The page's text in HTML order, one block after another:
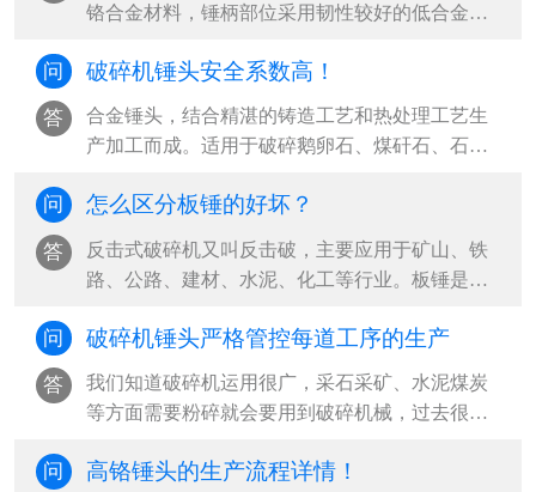
铬合金材料，锤柄部位采用韧性较好的低合金钢
问 破碎机锤头安全系数高！
答
合金锤头，结合精湛的铸造工艺和热处理工艺生
产加工而成。适用于破碎鹅卵石、煤矸石、石灰
问 怎么区分板锤的好坏？
答
反击式破碎机又叫反击破，主要应用于矿山、铁
路、公路、建材、水泥、化工等行业。板锤是反
问 破碎机锤头严格管控每道工序的生产
答
我们知道破碎机运用很广，采石采矿、水泥煤炭
等方面需要粉碎就会要用到破碎机械，过去很长
问 高铬锤头​的生产流程详情！